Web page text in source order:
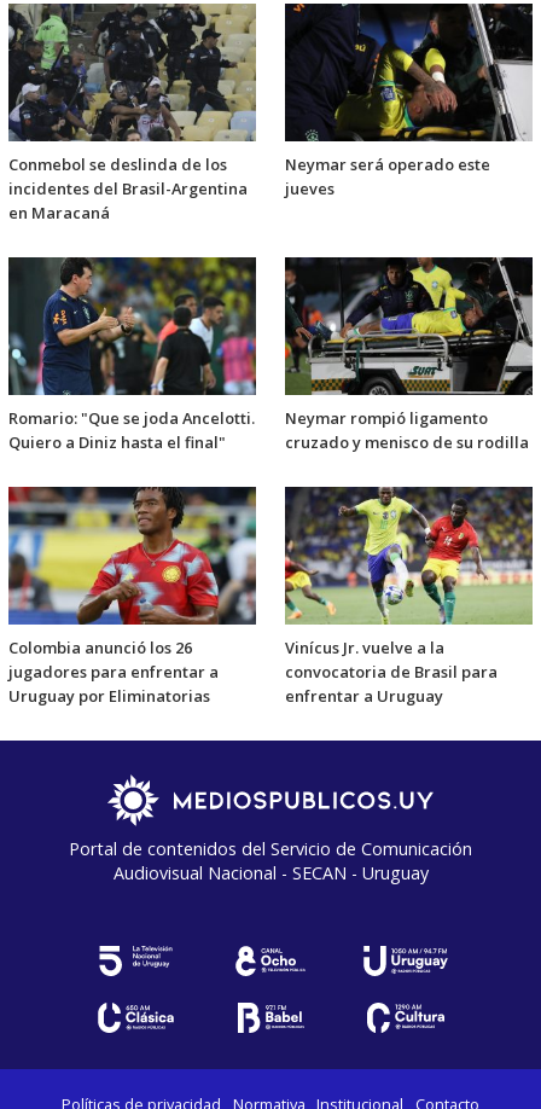
Conmebol se deslinda de los
incidentes del Brasil-Argentina
en Maracaná
Neymar será operado este
jueves
Romario: "Que se joda Ancelotti.
Quiero a Diniz hasta el final"
Neymar rompió ligamento
cruzado y menisco de su rodilla
Colombia anunció los 26
jugadores para enfrentar a
Uruguay por Eliminatorias
Vinícus Jr. vuelve a la
convocatoria de Brasil para
enfrentar a Uruguay
Portal de contenidos del Servicio de Comunicación
Audiovisual Nacional - SECAN - Uruguay
Políticas de privacidad Normativa Institucional Contacto